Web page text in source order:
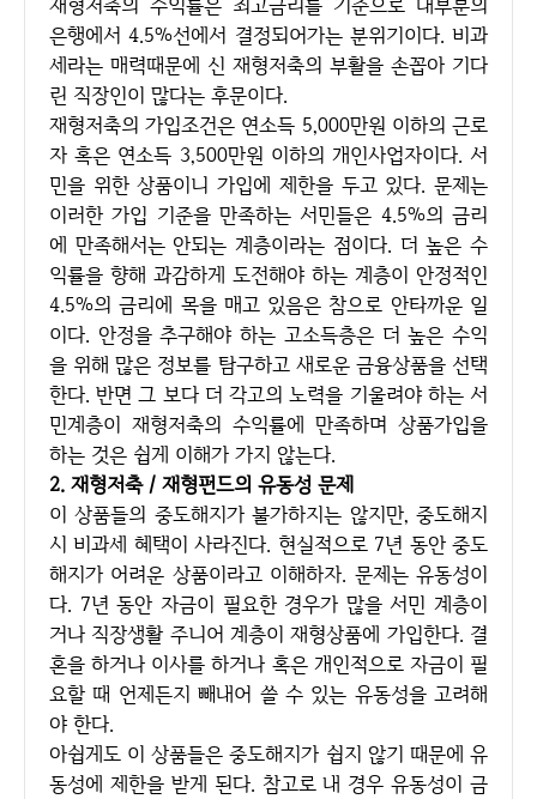
은행에서 4.5%선에서 결정되어가는 분위기이다. 비과
세라는 매력때문에 신 재형저축의 부활을 손꼽아 기다
린 직장인이 많다는 후문이다.
재형저축의 가입조건은 연소득 5,000만원 이하의 근로
자 혹은 연소득 3,500만원 이하의 개인사업자이다. 서
민을 위한 상품이니 가입에 제한을 두고 있다. 문제는
이러한 가입 기준을 만족하는 서민들은 4.5%의 금리
에 만족해서는 안되는 계층이라는 점이다. 더 높은 수
익률을 향해 과감하게 도전해야 하는 계층이 안정적인
4.5%의 금리에 목을 매고 있음은 참으로 안타까운 일
이다. 안정을 추구해야 하는 고소득층은 더 높은 수익
을 위해 많은 정보를 탐구하고 새로운 금융상품을 선택
한다. 반면 그 보다 더 각고의 노력을 기울려야 하는 서
민계층이 재형저축의 수익률에 만족하며 상품가입을
하는 것은 쉽게 이해가 가지 않는다.
2. 재형저축 / 재형펀드의 유동성 문제
이 상품들의 중도해지가 불가하지는 않지만, 중도해지
시 비과세 혜택이 사라진다. 현실적으로 7년 동안 중도
해지가 어려운 상품이라고 이해하자. 문제는 유동성이
다. 7년 동안 자금이 필요한 경우가 많을 서민 계층이
거나 직장생활 주니어 계층이 재형상품에 가입한다. 결
혼을 하거나 이사를 하거나 혹은 개인적으로 자금이 필
요할 때 언제든지 빼내어 쓸 수 있는 유동성을 고려해
야 한다.
아쉽게도 이 상품들은 중도해지가 쉽지 않기 때문에 유
동성에 제한을 받게 된다. 참고로 내 경우 유동성이 금